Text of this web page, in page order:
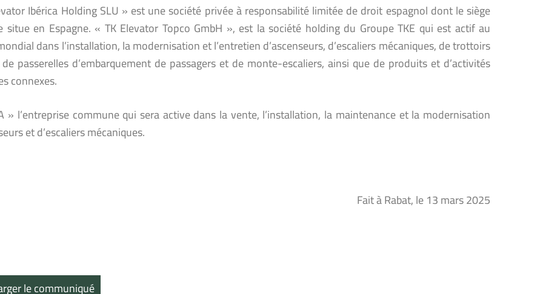
Ibérica Holding SLU » est une société privée à responsabilité limitée de droit espagnol dont le siège
situe en Espagne. « TK Elevator Topco GmbH », est la société holding du Groupe TKE qui est actif au
dans l’installation, la modernisation et l’entretien d’ascenseurs, d’escaliers mécaniques, de trottoirs
passerelles d’embarquement de passagers et de monte-escaliers, ainsi que de produits et d’activités
connexes.
» l’entreprise commune qui sera active dans la vente, l’installation, la maintenance et la modernisation
et d’escaliers mécaniques.
Fait à Rabat, le 13 mars 2025
le communiqué